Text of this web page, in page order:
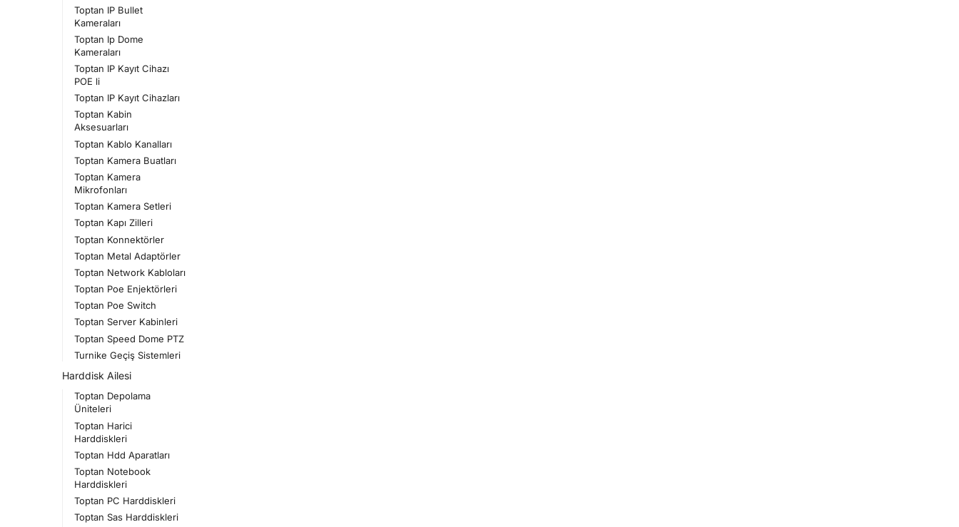
Toptan IP Bullet
Kameraları
Toptan Ip Dome
Kameraları
Toptan IP Kayıt Cihazı
POE li
Toptan IP Kayıt Cihazları
Toptan Kabin
Aksesuarları
Toptan Kablo Kanalları
Toptan Kamera Buatları
Toptan Kamera
Mikrofonları
Toptan Kamera Setleri
Toptan Kapı Zilleri
Toptan Konnektörler
Toptan Metal Adaptörler
Toptan Network Kabloları
Toptan Poe Enjektörleri
Toptan Poe Switch
Toptan Server Kabinleri
Toptan Speed Dome PTZ
Turnike Geçiş Sistemleri
Harddisk Ailesi
Toptan Depolama
Üniteleri
Toptan Harici
Harddiskleri
Toptan Hdd Aparatları
Toptan Notebook
Harddiskleri
Toptan PC Harddiskleri
Toptan Sas Harddiskleri